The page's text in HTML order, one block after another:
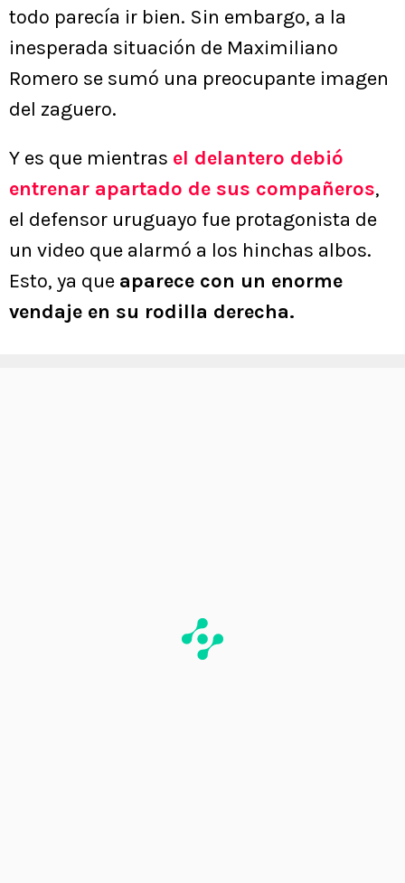
todo parecía ir bien. Sin embargo, a la
inesperada situación de Maximiliano
Romero se sumó una preocupante imagen
del zaguero.
Y es que mientras el delantero debió
entrenar apartado de sus compañeros,
el defensor uruguayo fue protagonista de
un video que alarmó a los hinchas albos.
Esto, ya que aparece con un enorme
vendaje en su rodilla derecha.